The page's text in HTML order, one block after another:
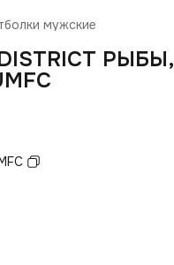
мужские
РЫБЫ,